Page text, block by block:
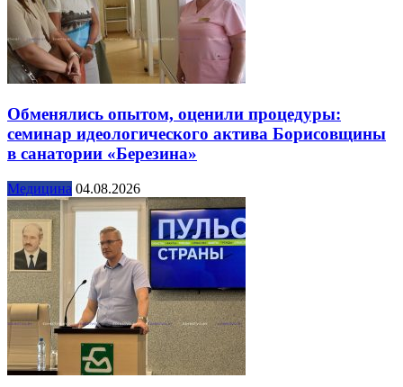
Обменялись опытом, оценили процедуры:
семинар идеологического актива Борисовщины
в санатории «Березина»
Медицина 04.08.2026